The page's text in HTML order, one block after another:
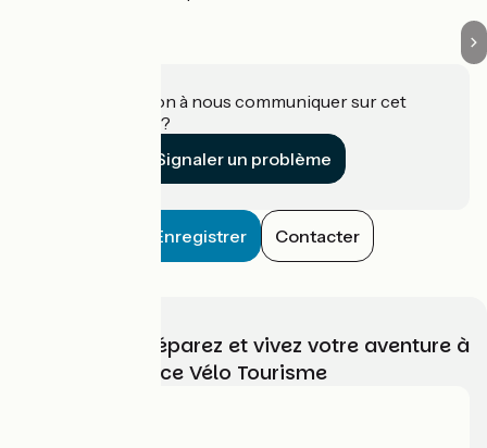
Une information à nous communiquer sur cet
établissement ?
Signaler un problème
Enregistrer Contacter
Choisissez, préparez et vivez votre aventure à
vélo avec France Vélo Tourisme